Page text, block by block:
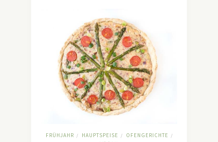
FRÜHJAHR / HAUPTSPEISE / OFENGERICHTE /